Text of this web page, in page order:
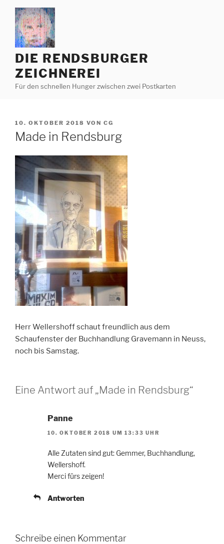
Zum
Inhalt
springen
DIE RENDSBURGER
ZEICHNEREI
Für den schnellen Hunger zwischen zwei Postkarten
VERÖFFENTLICHT
AM
10. OKTOBER 2018 VON CG
Made in Rendsburg
Herr Wellershoff schaut freundlich aus dem
Schaufenster der Buchhandlung Gravemann in Neuss,
noch bis Samstag.
Eine Antwort auf „Made in Rendsburg“
Panne
10. OKTOBER 2018 UM 13:33 UHR
Alle Zutaten sind gut: Gemmer, Buchhandlung,
Wellershoff.
Merci fürs zeigen!
Antworten
Schreibe einen Kommentar